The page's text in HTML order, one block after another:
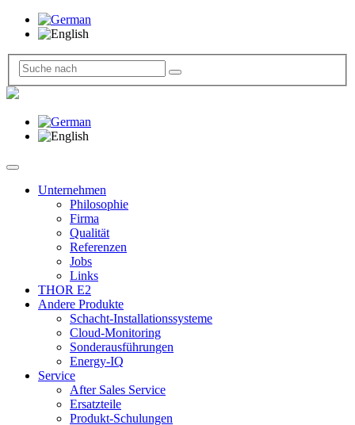
Unternehmen
Philosophie
Firma
Qualität
Referenzen
Jobs
Links
THOR E2
Andere Produkte
Schacht-Installationssysteme
Cloud-Monitoring
Sonderausführungen
Energy-IQ
Service
After Sales Service
Ersatzteile
Produkt-Schulungen